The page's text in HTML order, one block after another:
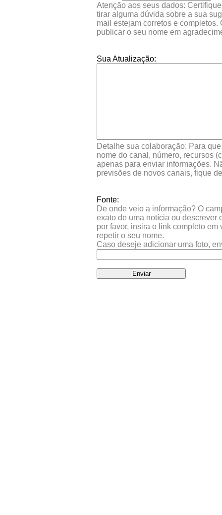
Atenção aos seus dados:
tirar alguma dúvida sobre a sua
mail estejam corretos e
publicar o seu nome em
Sua Atualização:
Detalhe sua colaboração: Para
nome do canal, número, recursos
apenas para enviar informações.
previsões de novos canais, fique
Fonte:
De onde veio a informação? O
exato de uma notícia ou descrever
por favor, insira o link completo
repetir o seu nome.
Caso deseje adicionar uma foto,